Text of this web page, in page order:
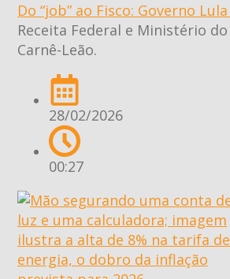
Do “job” ao Fisco: Governo
Receita Federal e Ministério
Carnê-Leão.
28/02/2026
00:27